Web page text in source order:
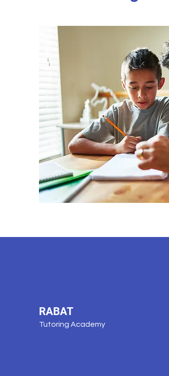
RABAT
Tutoring Academy